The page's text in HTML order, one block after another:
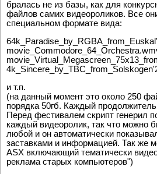
бралась не из базы, как для
файлов самих видеороликов. Все
специальном формате вида:
и т.п.
(на данный момент это около 250
порядка 50гб. Каждый
Перед фестивалем скрипт генерил
каждый видеоролик, так что можно
любой и он автоматически
заставками и информацией. Так же
ASX включающий тематически
реклама старых компьютеров")